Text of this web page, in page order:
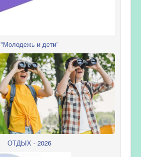
"Молодежь и дети"
ОТДЫХ - 2026